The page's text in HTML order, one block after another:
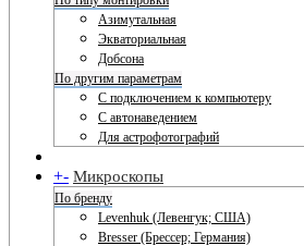
Азимутальная
Экваториальная
Добсона
По другим параметрам
С подключением к компьютеру
С автонаведением
Для астрофотографий
+- Микроскопы
По бренду
Levenhuk (Левенгук; США)
Bresser (Брессер; Германия)